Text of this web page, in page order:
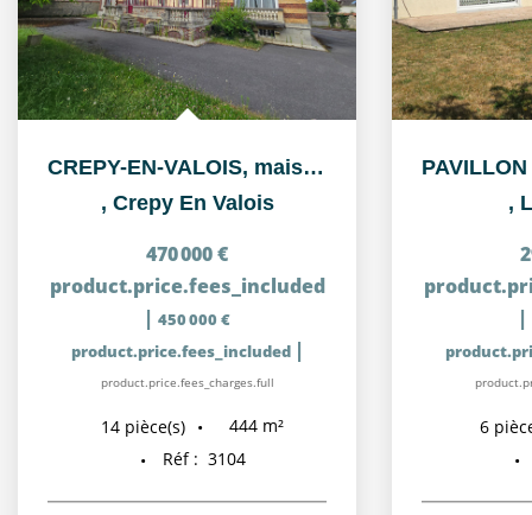
CREPY-EN-VALOIS, maison de Maître située près de la gare et...
, Crepy En Valois
470 000 €
product.price.fees_included
| 450 000 €
product.price.fees_included |
product.price.fees_charges.full
14 pièce(s) 444 m²
Réf : 3104
,
|
6